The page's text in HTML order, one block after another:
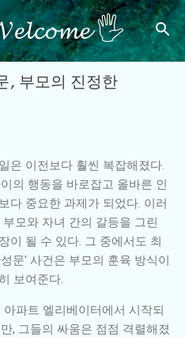
로 건너뛰기 🖐
, 부모의 진정한
은 이전보다 훨씬 복잡해졌다.
의 행동을 바로잡고 올바른 인
다 중요한 과제가 되었다. 이러
모와 자녀 간의 갈등을 그린
이 될 수 있다. 그 중에서도 최
문' 사건은 부모의 훈육 방식이
보여준다.
파트 엘리베이터에서 시작되
, 그들의 싸움은 점점 격렬해졌